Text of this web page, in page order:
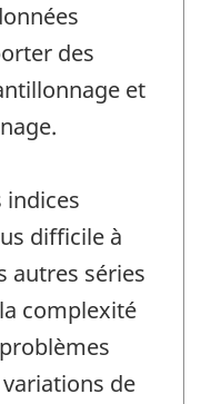
des
et
indices
difficile à
autres séries
complexité
de